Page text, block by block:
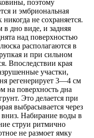
поэтому
и эмбриональная
не сохраняется.
дно виде, и задняя
над поверхностью
располагаются в
и при сильном
Впоследствии края
участки,
регенерирует 3—4 см
поверхность дна
Это делается при
выбрасывается через
вниз. Набирание воды в
струи ритмично
не размоет ямку